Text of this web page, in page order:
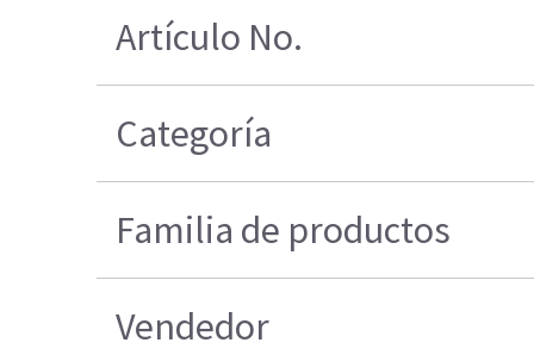
Artículo No.
Categoría
Familia de productos
Vendedor